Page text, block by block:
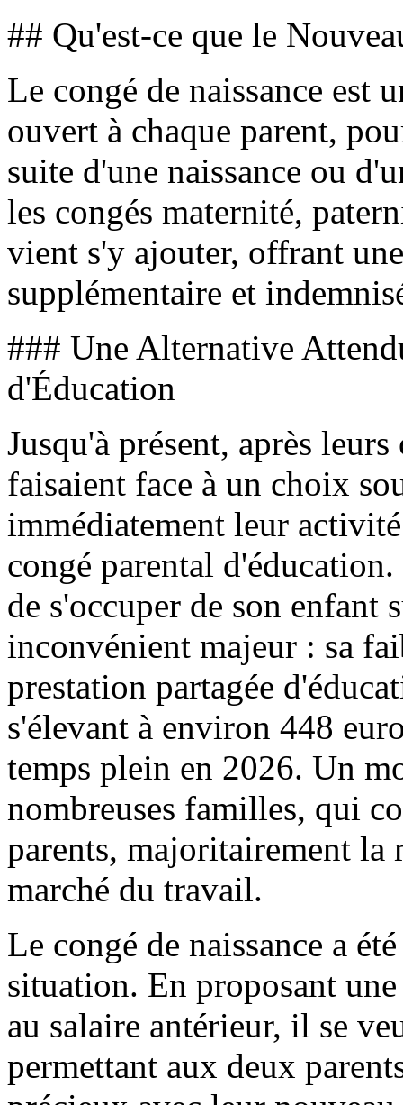
## Qu'est-ce que le
Le congé de naissance
ouvert à chaque parent,
suite d'une naissance ou
les congés maternité,
vient s'y ajouter, offrant
supplémentaire et
### Une Alternative
d'Éducation
Jusqu'à présent, après
faisaient face à un choix
immédiatement leur
congé parental
de s'occuper de son enfant
inconvénient majeur : sa
prestation partagée
s'élevant à environ 448
temps plein en 2026. Un
nombreuses familles, qui
parents, majoritairement la
marché du travail.
Le congé de naissance a
situation. En proposant
au salaire antérieur, il se
permettant aux deux